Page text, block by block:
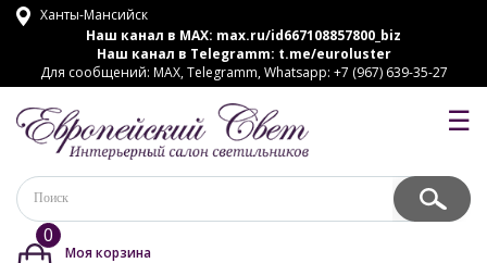
Ханты-Мансийск
Наш канал в MAX: max.ru/id667108857800_biz
Наш канал в Telegramm: t.me/euroluster
Для сообщений: MAX, Telegramm, Whatsapp: +7 (967) 639-35-27
☰
0
Моя корзина